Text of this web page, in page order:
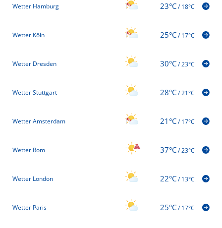
Wetter Hamburg 23°C/18°C
Wetter Köln 25°C/17°C
Wetter Dresden 30°C/23°C
Wetter Stuttgart 28°C/21°C
Wetter Amsterdam 21°C/17°C
Wetter Rom 37°C/23°C
Wetter London 22°C/13°C
Wetter Paris 25°C/17°C